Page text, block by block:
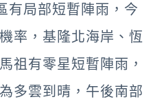
有局部短暫陣雨，今
率，基隆北海岸、恆
祖有零星短暫陣雨，
多雲到晴，午後南部